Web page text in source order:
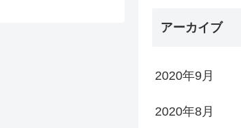
アーカイブ
2020年9月
2020年8月